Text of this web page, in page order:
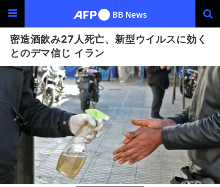
密造酒飲み27人死亡、新型ウイルスに効く
とのデマ信じ イラン